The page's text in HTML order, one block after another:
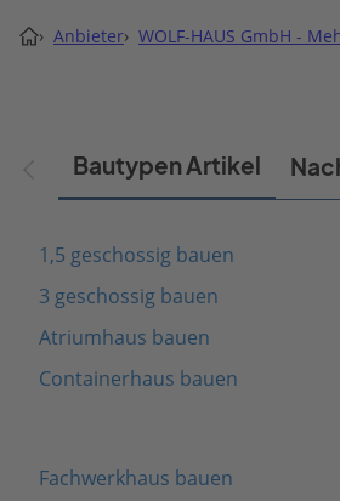
› Anbieter› WOLF-HAUS GmbH -
Bautypen Artikel
1,5 geschossig bauen
3 geschossig bauen
Atriumhaus bauen
Containerhaus bauen
Fachwerkhaus bauen